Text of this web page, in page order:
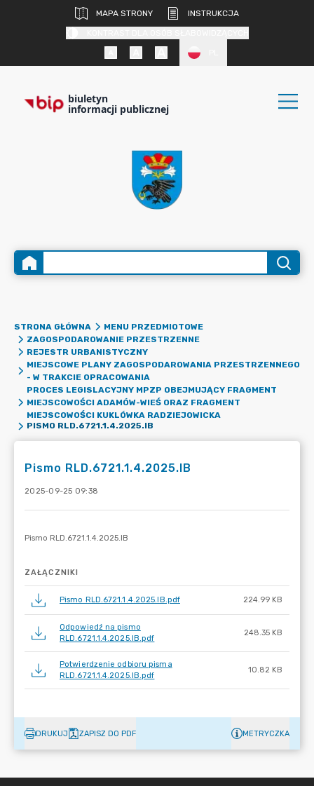
MAPA STRONY
INSTRUKCJA
biuletyn
informacji publicznej
STRONA GŁÓWNA
MENU PRZEDMIOTOWE
ZAGOSPODAROWANIE PRZESTRZENNE
REJESTR URBANISTYCZNY
MIEJSCOWE PLANY ZAGOSPODAROWANIA PRZESTRZENNEGO
- W TRAKCIE OPRACOWANIA
PROCES LEGISLACYJNY MPZP OBEJMUJĄCY FRAGMENT
MIEJSCOWOŚCI ADAMÓW-WIEŚ ORAZ FRAGMENT
MIEJSCOWOŚCI KUKLÓWKA RADZIEJOWICKA
PISMO RLD.6721.1.4.2025.IB
Pismo RLD.6721.1.4.2025.IB
2025-09-25 09:38
ZAŁĄCZNIKI
Pismo RLD.6721.1.4.2025.IB.pdf 224.99 KB
Odpowiedź na pismo
RLD.6721.1.4.2025.IB.pdf
248.35 KB
Potwierdzenie odbioru pisma
RLD.6721.1.4.2025.IB.pdf
10.82 KB
DRUKUJ ZAPISZ DO PDF METRYCZKA